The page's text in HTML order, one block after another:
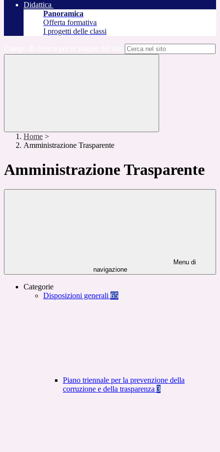
Didattica
Panoramica
Offerta formativa
I progetti delle classi
Home >
Amministrazione Trasparente
Amministrazione Trasparente
Menu di
navigazione
Categorie
Disposizioni generali 65
Piano triennale per la prevenzione della
corruzione e della trasparenza 3